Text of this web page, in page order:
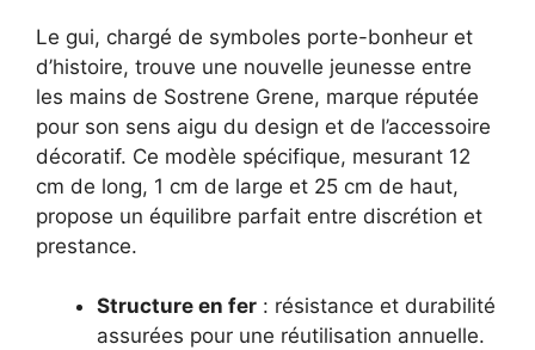
Le gui, chargé de symboles porte-bonheur et
d’histoire, trouve une nouvelle jeunesse entre
les mains de Sostrene Grene, marque réputée
pour son sens aigu du design et de l’accessoire
décoratif. Ce modèle spécifique, mesurant 12
cm de long, 1 cm de large et 25 cm de haut,
propose un équilibre parfait entre discrétion et
prestance.
Structure en fer : résistance et durabilité
assurées pour une réutilisation annuelle.